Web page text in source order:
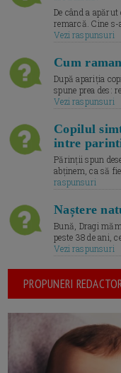
De când a
remarcă. Cine
Vezi raspunsuri
Cum
După apariția
spune prea des:
Vezi raspunsuri
Copilul
intre
Părinții spun
abținem, ca să
raspunsuri
Naștere
Bună, Dragi
peste 38 de ani,
Vezi raspunsuri
PROPUNERI